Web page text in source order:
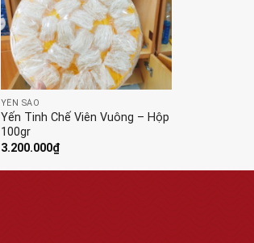
YẾN SÀO
Yến Tinh Chế Viên Vuông – Hộp
100gr
3.200.000₫